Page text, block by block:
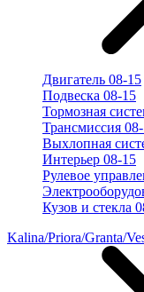
Двигатель 08-15
Подвеска 08-15
Тормозная
Трансмиссия
Выхлопная
Интерьер 08-15
Рулевое
Кузов и стекла
Kalina/Priora/Granta/